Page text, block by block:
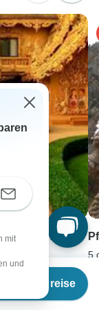
& Preise
der Woche
5
mit
und